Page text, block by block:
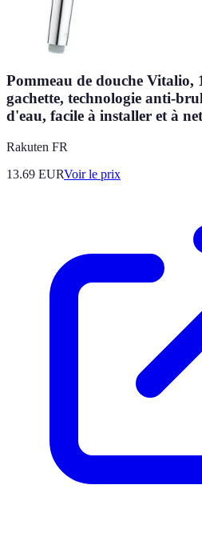
Pommeau de douche Vitalio,
gachette, technologie anti-
d'eau, facile à installer et à
Rakuten FR
13.69 EURVoir le prix